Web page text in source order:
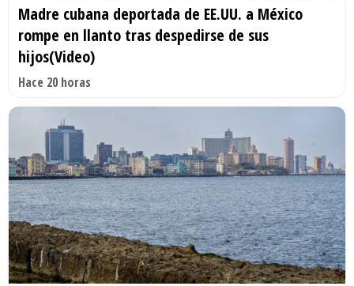
Madre cubana deportada de EE.UU. a México
rompe en llanto tras despedirse de sus
hijos(Video)
Hace 20 horas